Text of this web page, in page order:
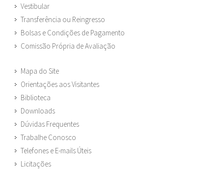
Vestibular
Transferência ou Reingresso
Bolsas e Condições de Pagamento
Comissão Própria de Avaliação
Mapa do Site
Orientações aos Visitantes
Biblioteca
Downloads
Dúvidas Frequentes
Trabalhe Conosco
Telefones e E-mails Úteis
Licitações